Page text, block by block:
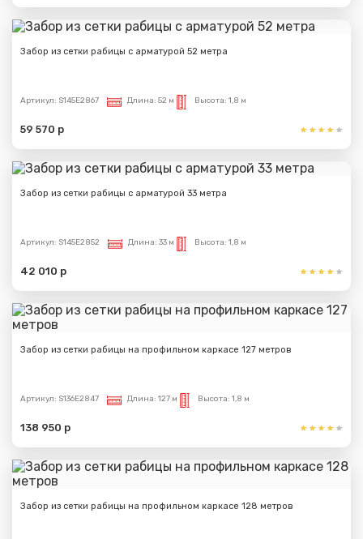
Забор из сетки рабицы с арматурой 52 метра
Артикул: S145E2867 Длина: 52 м Высота: 1,8 м
59 570 р
Забор из сетки рабицы с арматурой 33 метра
Артикул: S145E2852 Длина: 33 м Высота: 1,8 м
42 010 р
Забор из сетки рабицы на профильном каркасе 127 метров
Артикул: S136E2847 Длина: 127 м Высота: 1,8 м
138 950 р
Забор из сетки рабицы на профильном каркасе 128 метров